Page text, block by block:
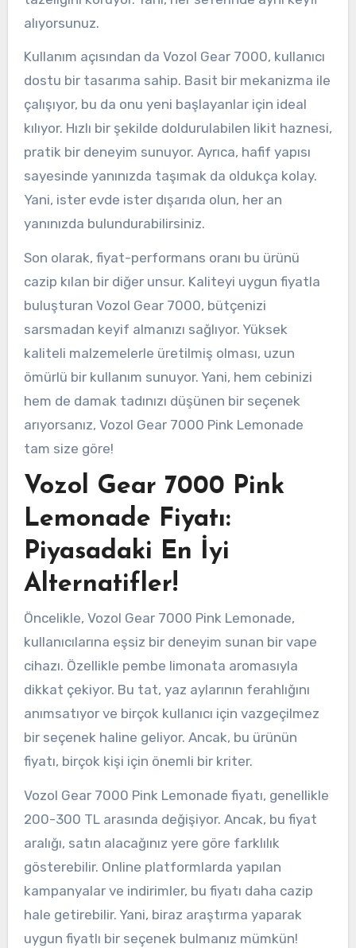
alıyorsunuz.
Kullanım açısından da Vozol Gear 7000, kullanıcı
dostu bir tasarıma sahip. Basit bir mekanizma ile
çalışıyor, bu da onu yeni başlayanlar için ideal
kılıyor. Hızlı bir şekilde doldurulabilen likit haznesi,
pratik bir deneyim sunuyor. Ayrıca, hafif yapısı
sayesinde yanınızda taşımak da oldukça kolay.
Yani, ister evde ister dışarıda olun, her an
yanınızda bulundurabilirsiniz.
Son olarak, fiyat-performans oranı bu ürünü
cazip kılan bir diğer unsur. Kaliteyi uygun fiyatla
buluşturan Vozol Gear 7000, bütçenizi
sarsmadan keyif almanızı sağlıyor. Yüksek
kaliteli malzemelerle üretilmiş olması, uzun
ömürlü bir kullanım sunuyor. Yani, hem cebinizi
hem de damak tadınızı düşünen bir seçenek
arıyorsanız, Vozol Gear 7000 Pink Lemonade
tam size göre!
Vozol Gear 7000 Pink
Lemonade Fiyatı:
Piyasadaki En İyi
Alternatifler!
Öncelikle, Vozol Gear 7000 Pink Lemonade,
kullanıcılarına eşsiz bir deneyim sunan bir vape
cihazı. Özellikle pembe limonata aromasıyla
dikkat çekiyor. Bu tat, yaz aylarının ferahlığını
anımsatıyor ve birçok kullanıcı için vazgeçilmez
bir seçenek haline geliyor. Ancak, bu ürünün
fiyatı, birçok kişi için önemli bir kriter.
Vozol Gear 7000 Pink Lemonade fiyatı, genellikle
200-300 TL arasında değişiyor. Ancak, bu fiyat
aralığı, satın alacağınız yere göre farklılık
gösterebilir. Online platformlarda yapılan
kampanyalar ve indirimler, bu fiyatı daha cazip
hale getirebilir. Yani, biraz araştırma yaparak
uygun fiyatlı bir seçenek bulmanız mümkün!